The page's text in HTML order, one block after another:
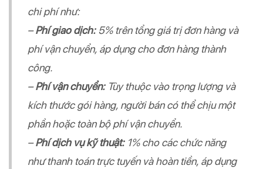
chi phí như:
–Phí giao dịch:5% trên tổng giá trị đơn hàng và
phí vận chuyển, áp dụng cho đơn hàng thành
công.
–Phí vận chuyển: Tùy thuộc vào trọng lượng và
kích thước gói hàng, người bán có thể chịu một
phần hoặc toàn bộ phí vận chuyển.
–Phí dịch vụ kỹ thuật: 1% cho các chức năng
như thanh toán trực tuyến và hoàn tiền, áp dụng